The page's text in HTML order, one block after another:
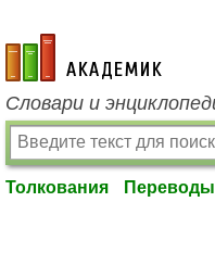
academic.ru
Словари и
Толкования Переводы